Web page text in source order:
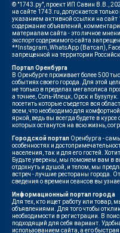
© "1743.ру", проект ИП Савин В.В.,
на сайте 1743.ru, допускается
указанием активной ссылки на сайт
содержание объявлений,
материалам сайта - это личное
экспорт содержимого сайта запрещен.
**Instagram, WhatsApp (Ватсап),
запрещенной на территории
Портал Оренбурга
В Оренбурге проживает более 500
событиях своего города. Для этой
не только в пределах мегаполиса
а точнее, Соль-Илецк, Орск и
посетить которые съедется вся
всем, что необходимо для
яркой, ведь вы всегда будете в
которых останутся на всю жизнь,
Городской портал Оренбурга -
особенностях и
населения, так и для его гостей.
Будьте уверены, мы поможем вам в
отдохнуть и душой, и телом, мы
встреч - лучшие рестораны города.
сведения о времени сеансов вы
Информационный портал города
Для тех, кто ищет работу или товар,
объявлениями. Для того чтобы
необходимости в регистрации. В
подходящий для себя вариант.
использованием сайта, а его